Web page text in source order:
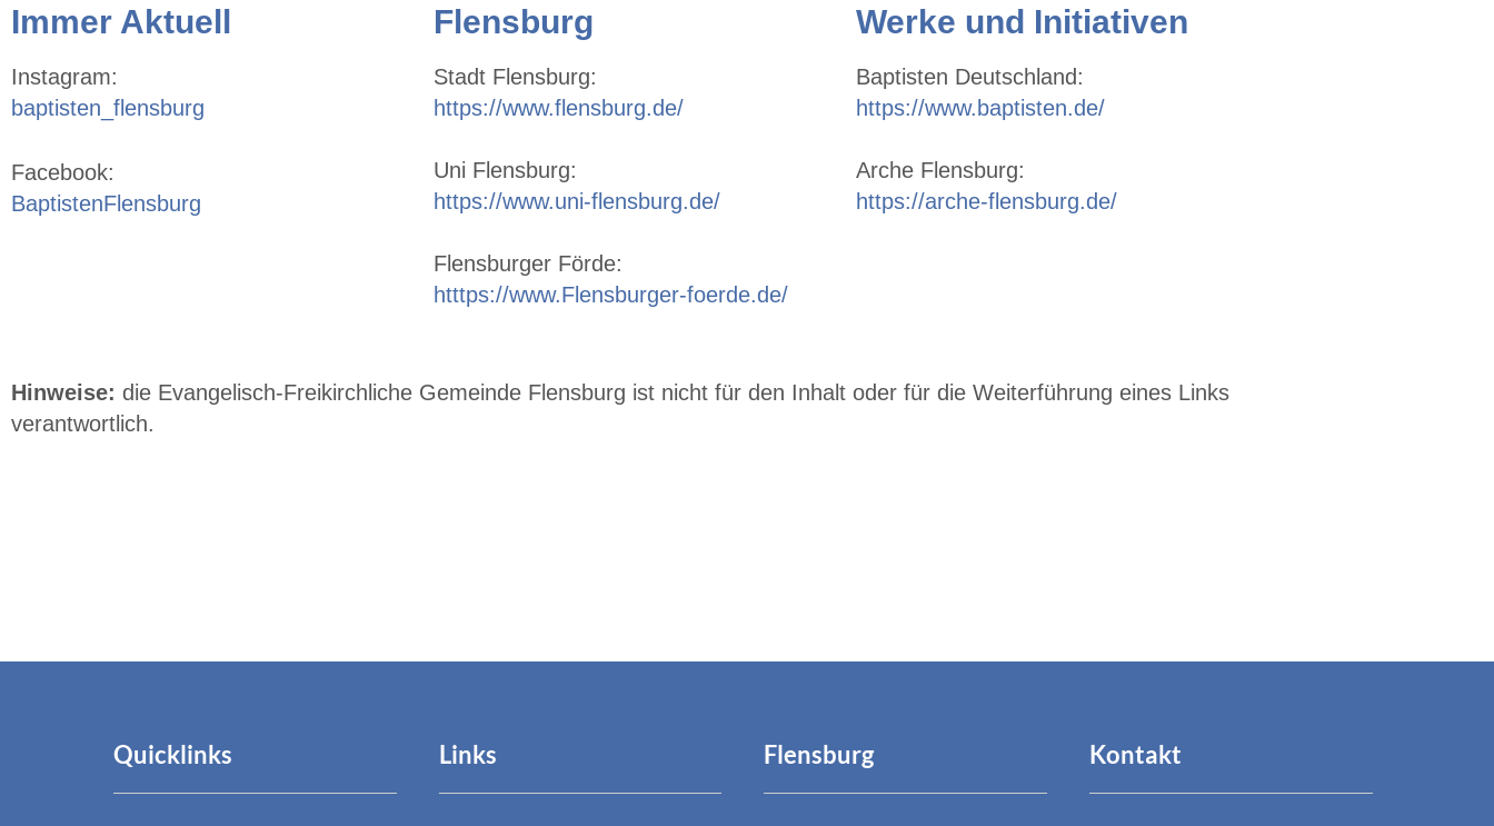
Immer Aktuell
Instagram:
baptisten_flensburg
Facebook:
BaptistenFlensburg
Flensburg
Stadt Flensburg:
https://www.flensburg.de/
Uni Flensburg:
https://www.uni-flensburg.de/
Flensburger Förde:
htttps://www.Flensburger-foerde.de/
Werke und Initiativen
Baptisten Deutschland:
https://www.baptisten.de/
Arche Flensburg:
https://arche-flensburg.de/
Hinweise: die Evangelisch-Freikirchliche Gemeinde Flensburg ist nicht für den Inhalt oder für die Weiterführung eines Links
verantwortlich.
Quicklinks Links Flensburg Kontakt